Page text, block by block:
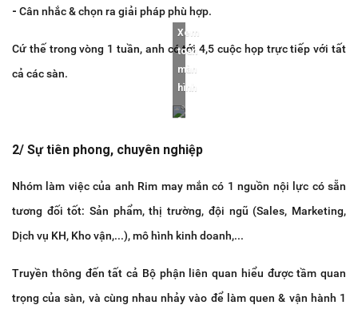
- Cân nhắc & chọn ra giải pháp phù hợp.
Cứ thế trong vòng 1 tuần, anh có tới 4,5 cuộc họp trực tiếp với tất
cả các sàn.
Xem
toàn
màn
hình
2/ Sự tiên phong, chuyên nghiệp
Nhóm làm việc của anh Rim may mắn có 1 nguồn nội lực có sẵn
tương đối tốt: Sản phẩm, thị trường, đội ngũ (Sales, Marketing,
Dịch vụ KH, Kho vận,...), mô hình kinh doanh,...
Truyền thông đến tất cả Bộ phận liên quan hiểu được tầm quan
trọng của sàn, và cùng nhau nhảy vào để làm quen & vận hành 1